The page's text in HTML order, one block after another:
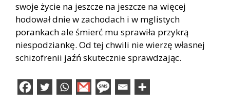
swoje życie na jeszcze na jeszcze na więcej
hodował dnie w zachodach i w mglistych
porankach ale śmierć mu sprawiła przykrą
niespodziankę. Od tej chwili nie wierzę własnej
schizofrenii jaźń skutecznie sprawdzając.